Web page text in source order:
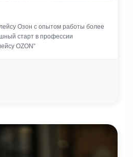
Озон с опытом работы более
старт в профессии
OZON”